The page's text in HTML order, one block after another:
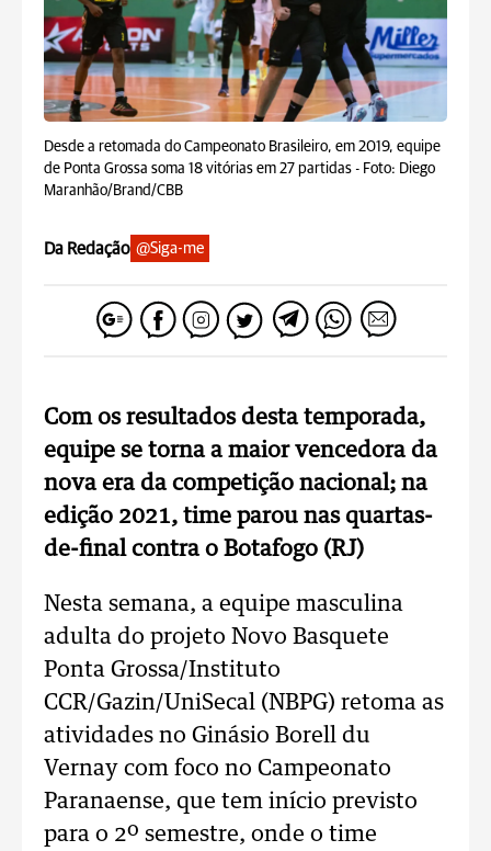
Desde a retomada do Campeonato Brasileiro, em 2019, equipe
de Ponta Grossa soma 18 vitórias em 27 partidas - Foto: Diego
Maranhão/Brand/CBB
Da Redação @Siga-me
Com os resultados desta temporada,
equipe se torna a maior vencedora da
nova era da competição nacional; na
edição 2021, time parou nas quartas-
de-final contra o Botafogo (RJ)
Nesta semana, a equipe masculina
adulta do projeto Novo Basquete
Ponta Grossa/Instituto
CCR/Gazin/UniSecal (NBPG) retoma as
atividades no Ginásio Borell du
Vernay com foco no Campeonato
Paranaense, que tem início previsto
para o 2º semestre, onde o time